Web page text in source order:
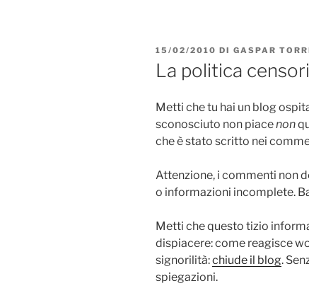
PUBBLICATO
IL
15/02/2010 DI GASPAR
La politica
Metti che tu hai un blog
sconosciuto non piacenon
che è stato scritto nei
Attenzione, i commenti non
o informazioni incomplete.
Metti che questo tizio
dispiacere: come reagisce
signorilità:chiude il blog.
spiegazioni.